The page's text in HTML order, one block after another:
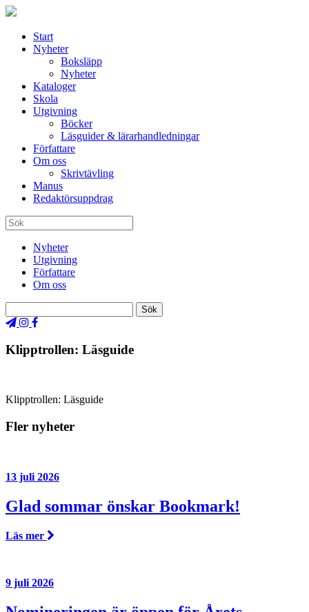
Start
Nyheter
Boksläpp
Nyheter
Kataloger
Skola
Utgivning
Böcker
Läsguider & lärarhandledningar
Författare
Om oss
Skrivtävling
Manus
Redaktörsuppdrag
Nyheter
Utgivning
Författare
Om oss
Klipptrollen: Läsguide
Klipptrollen: Läsguide
Fler nyheter
13 juli 2026
Glad sommar önskar Bookmark!
Läs mer
9 juli 2026